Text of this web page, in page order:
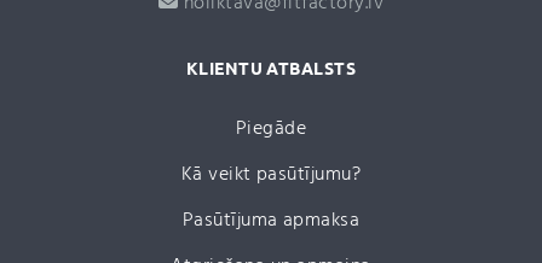
KLIENTU ATBALSTS
Piegāde
Kā veikt pasūtījumu?
Pasūtījuma apmaksa